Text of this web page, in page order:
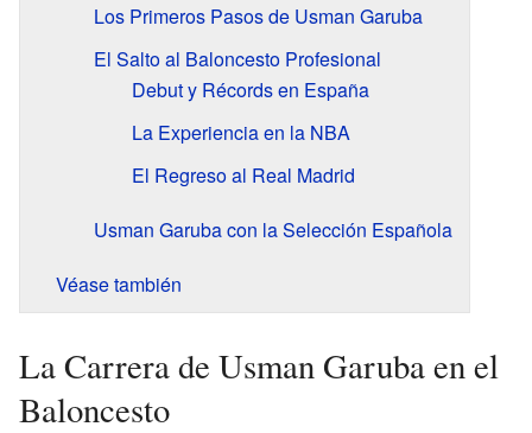
Los Primeros Pasos de Usman Garuba
El Salto al Baloncesto Profesional
Debut y Récords en España
La Experiencia en la NBA
El Regreso al Real Madrid
Usman Garuba con la Selección Española
Véase también
La Carrera de Usman Garuba en el
Baloncesto